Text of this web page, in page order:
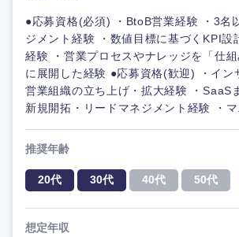
●応募資格(必須) ・BtoB営業経験 ・3名
ジメント経験 ・数値目標に基づくKPI設
経験 ・営業プロセスやナレッジを「仕
に展開した経験 ●応募資格(歓迎) ・イン
営業組織の立ち上げ・拡大経験 ・SaaS
新規開拓・リードマネジメント経験 ・マ
推奨年齢
20代 30代 40代 50代
想定年収